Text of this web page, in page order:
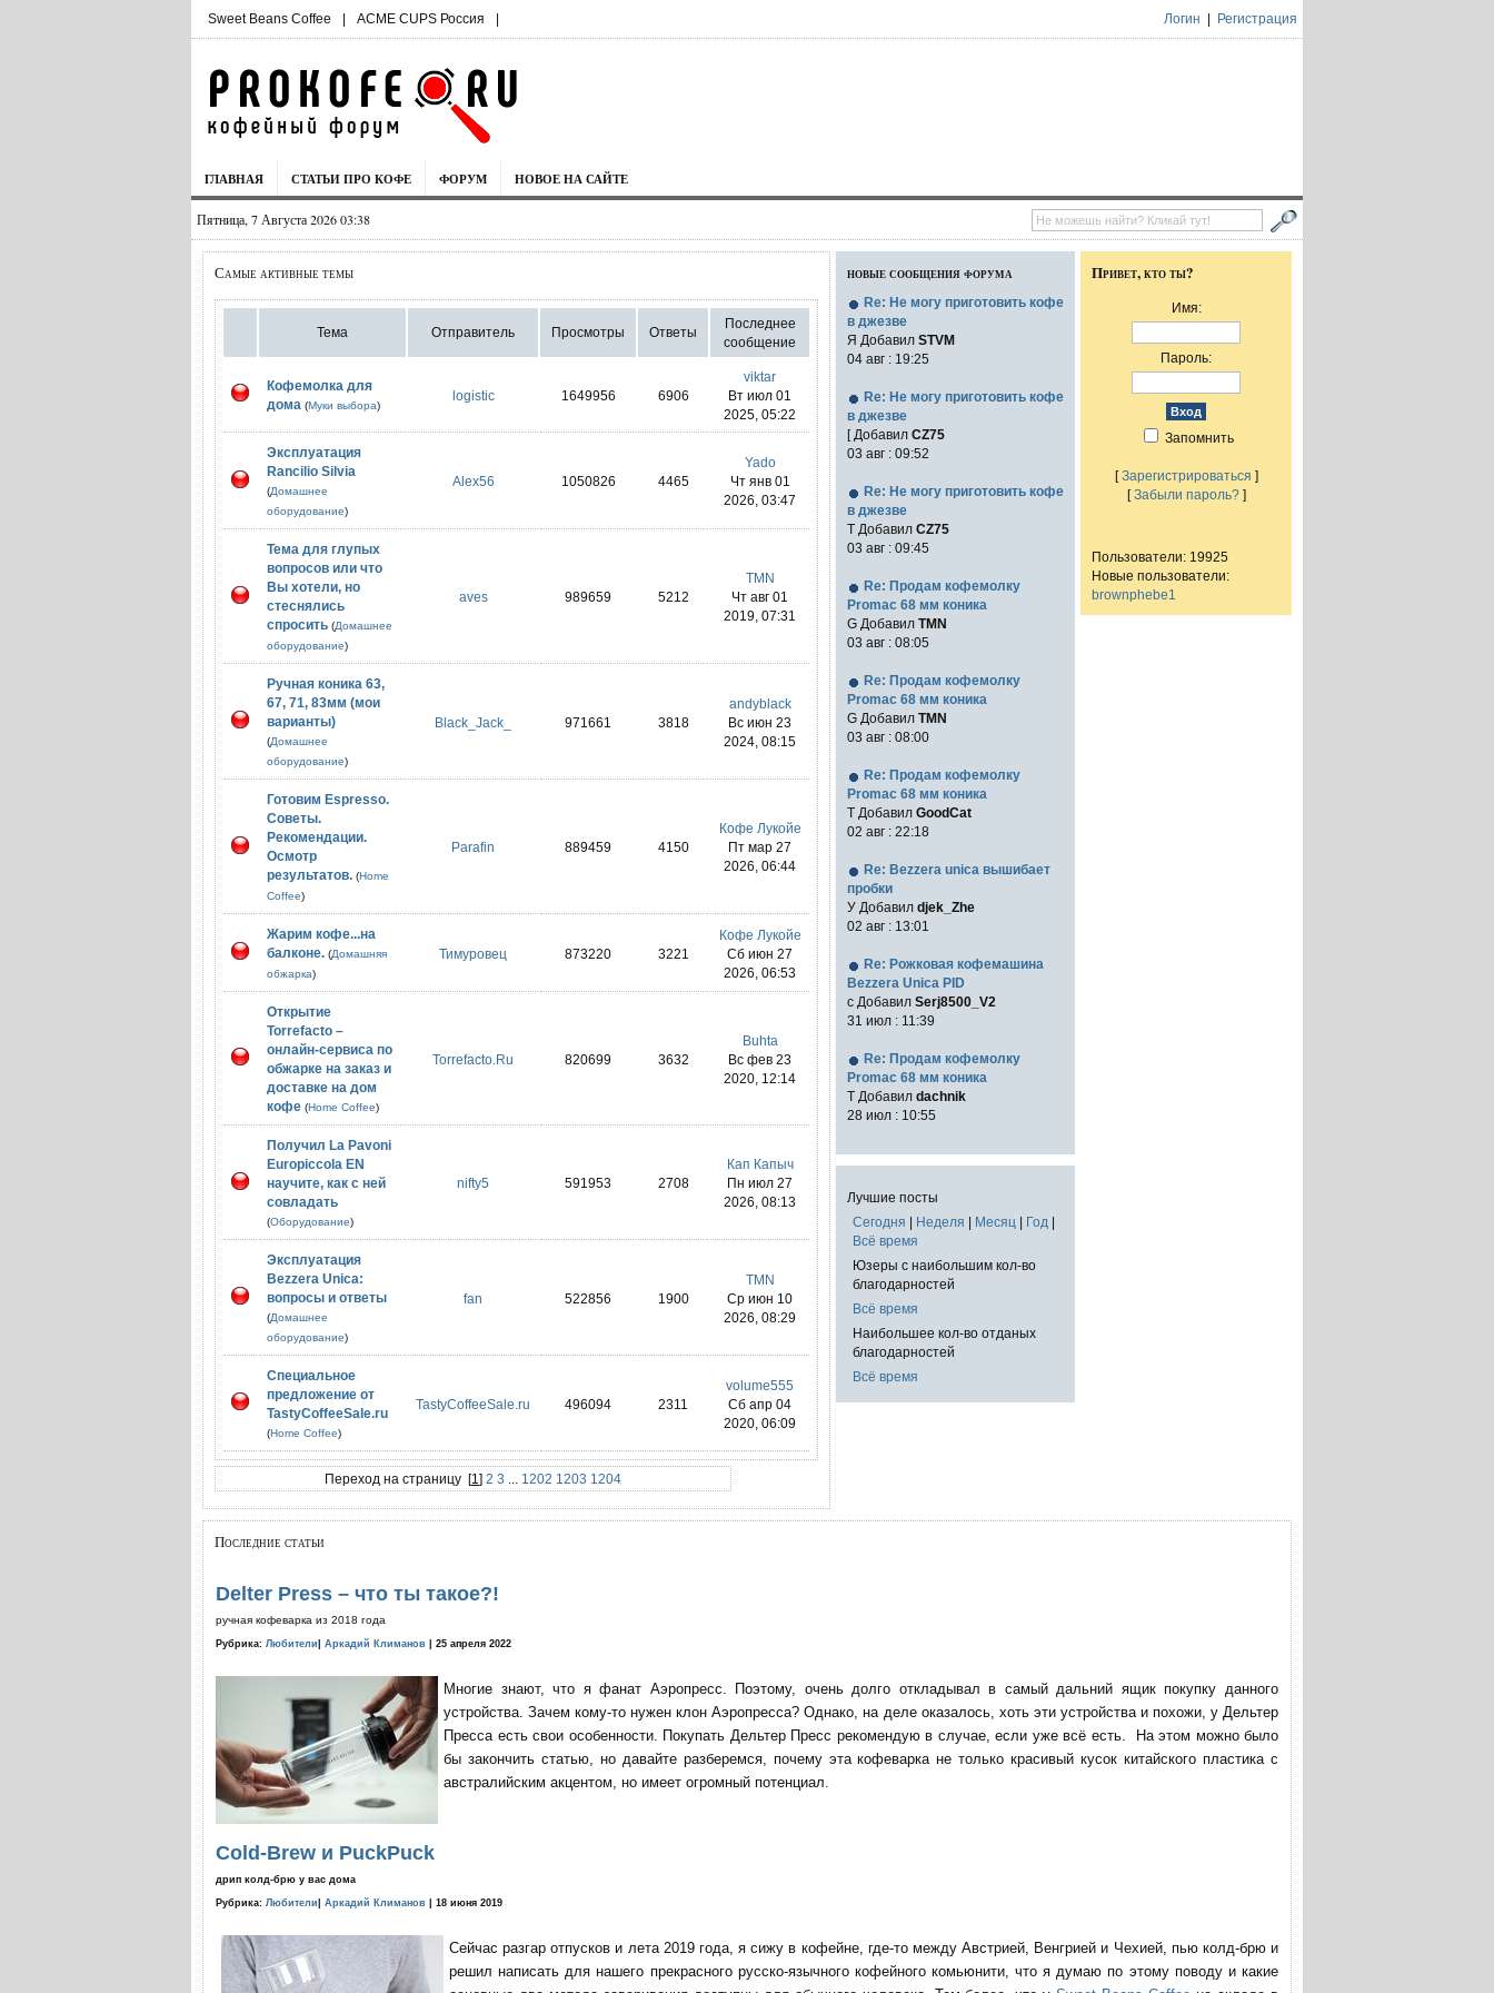
Sweet Beans Coffee | ACME CUPS Россия | Логин Регистрация
ГЛАВНАЯ СТАТЬИ ПРО КОФЕ ФОРУМ НОВОЕ НА САЙТЕ
Пятница, 7 Августа 2026 03:38
Самые активные темы
Тема Отправитель Просмотры Ответы
Последнее
сообщение
Кофемолка для
дома (Муки выбора)
logistic 1649956 6906
viktar
Вт июл 01
2025, 05:22
Эксплуатация
Rancilio Silvia
(Домашнее
оборудование)
Alex56 1050826 4465
Yado
Чт янв 01
2026, 03:47
Тема для глупых
вопросов или что
Вы хотели, но
стеснялись
спросить (Домашнее
оборудование)
aves 989659 5212
TMN
Чт авг 01
2019, 07:31
Ручная коника 63,
67, 71, 83мм (мои
варианты)
(Домашнее
оборудование)
Black_Jack_ 971661 3818
andyblack
Вс июн 23
2024, 08:15
Готовим Espresso.
Советы.
Рекомендации.
Осмотр
результатов. (Home
Coffee)
Parafin 889459 4150
Кофе Лукойе
Пт мар 27
2026, 06:44
Жарим кофе...на
балконе. (Домашняя
обжарка)
Тимуровец 873220 3221
Кофе Лукойе
Сб июн 27
2026, 06:53
Открытие
Torrefacto –
онлайн-сервиса по
обжарке на заказ и
доставке на дом
кофе (Home Coffee)
Torrefacto.Ru 820699 3632
Buhta
Вс фев 23
2020, 12:14
Получил La Pavoni
Europiccola EN
научите, как с ней
совладать
(Оборудование)
nifty5 591953 2708
Кап Капыч
Пн июл 27
2026, 08:13
Эксплуатация
Bezzera Unica:
вопросы и ответы
(Домашнее
оборудование)
fan 522856 1900
TMN
Ср июн 10
2026, 08:29
Специальное
предложение от
TastyCoffeeSale.ru
(Home Coffee)
TastyCoffeeSale.ru 496094 2311
volume555
Сб апр 04
2020, 06:09
Переход на страницу [1 ] 2 3 1202 1203 1204
новые сообщения форума
Re: Не могу приготовить кофе
в джезве
Я Добавил STVM
04 авг : 19:25
Re: Не могу приготовить кофе
в джезве
[ Добавил CZ75
03 авг : 09:52
Re: Не могу приготовить кофе
в джезве
Т Добавил CZ75
03 авг : 09:45
Re: Продам кофемолку
Promac 68 мм коника
G Добавил TMN
03 авг : 08:05
Re: Продам кофемолку
Promac 68 мм коника
G Добавил TMN
03 авг : 08:00
Re: Продам кофемолку
Promac 68 мм коника
T Добавил GoodCat
02 авг : 22:18
Re: Bezzera unica вышибает
пробки
У Добавил djek_Zhe
02 авг : 13:01
Re: Рожковая кофемашина
Bezzera Unica PID
с Добавил Serj8500_V2
31 июл : 11:39
Re: Продам кофемолку
Promac 68 мм коника
T Добавил dachnik
28 июл : 10:55
Лучшие посты
Сегодня | Неделя | Месяц | Год |
Всё время
Юзеры с наибольшим кол-во
благодарностей
Всё время
Наибольшее кол-во отданых
благодарностей
Всё время
Привет, кто ты?
Имя:
Пароль:
Запомнить
[Зарегистрироваться ]
[Забыли пароль?]
Пользователи: 19925
Новые пользователи:
brownphebe1
Последние статьи
Delter Press – что ты такое?!
ручная кофеварка из 2018 года
Рубрика: Любители Аркадий Климанов | 25 апреля 2022
Многие знают, что я фанат Аэропресс. Поэтому, очень долго откладывал в самый дальний ящик покупку данного
устройства. Зачем кому-то нужен клон Аэропресса? Однако, на деле оказалось, хоть эти устройства и похожи, у Дельтер
Пресса есть свои особенности. Покупать Дельтер Пресс рекомендую в случае, если уже всё есть. На этом можно было
бы закончить статью, но давайте разберемся, почему эта кофеварка не только красивый кусок китайского пластика с
австралийским акцентом, но имеет огромный потенциал.
Cold-Brew и PuckPuck
дрип колд-брю у вас дома
Рубрика: Любители Аркадий Климанов | 18 июня 2019
Сейчас разгар отпусков и лета 2019 года, я сижу в кофейне, где-то между Австрией, Венгрией и Чехией, пью колд-брю и
решил написать для нашего прекрасного русско-язычного кофейного комьюнити, что я думаю по этому поводу и какие